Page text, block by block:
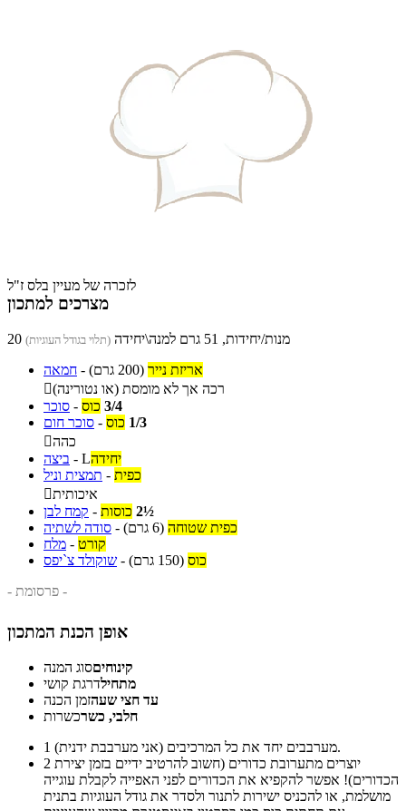
לזכרה של מעיין בלס ז"ל
מצרכים למתכון
20 מנות/יחידות, 51 גרם למנה\יחידה (תלוי בגודל העוגיות)
חמאה - אריזת נייר (200 גרם)
רכה אך לא מומסת (או נטורינה)
סוכר - 3/4 כוס
סוכר חום - 1/3 כוס
כהה
ביצה - יחידהL
תמצית וניל - כפית
איכותית
קמח לבן - 2½ כוסות
סודה לשתיה - כפית שטוחה (6 גרם)
מלח - קורט
שוקולד צ`יפס - כוס (150 גרם)
- פרסומת -
אופן הכנת המתכון
קינוחיםסוג המנה
מתחילדרגת קושי
עד חצי שעהזמן הכנה
חלבי, כשרכשרות
1
מערבבים יחד את כל המרכיבים (אני מערבבת ידנית).
2
הכדורים)! אפשר להקפיא את הכדורים לפני האפייה לקבלת עוגייה
מושלמת, או להכניס ישירות לתנור ולסדר את גודל העוגיות בתנית